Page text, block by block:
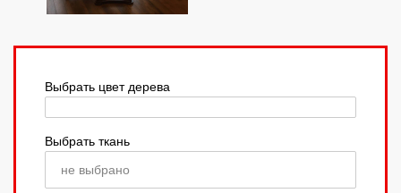
Выбрать цвет дерева
Выбрать ткань
не выбрано